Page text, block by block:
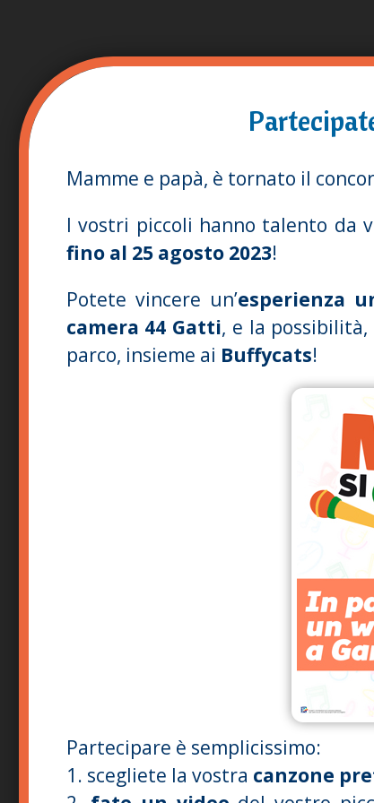
Mamme e papà, è tornato il
I vostri piccoli hanno talento da
fino al 25 agosto 2023!
Potete vincere un’esperienza
camera 44 Gatti, e la
parco, insieme ai Buffycats!
Partecipare è semplicissimo:
1. scegliete la vostra canzone